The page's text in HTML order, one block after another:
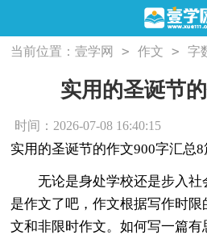
当前位置：壹学网 > 作文 > 字
的圣诞节的作文900字
实用的圣诞节
时间：2026-07-08 16:40:15
实用的圣诞节的作文900字汇总8
无论是身处学校还是步入社
是作文了吧，作文根据写作时
文和非限时作文。如何写一篇